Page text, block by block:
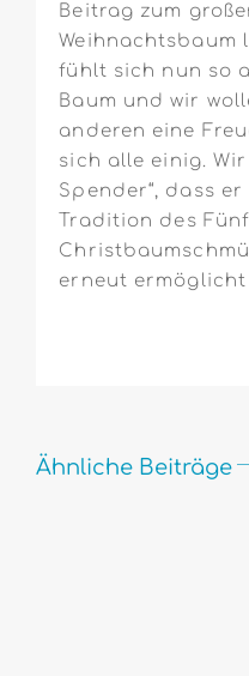
Beitrag zum
Weihnachtsbaum
fühlt sich nun so
Baum und wir
anderen eine
sich alle einig.
Spender“, dass
Tradition des
erneut ermöglicht
Ähnliche Beiträge